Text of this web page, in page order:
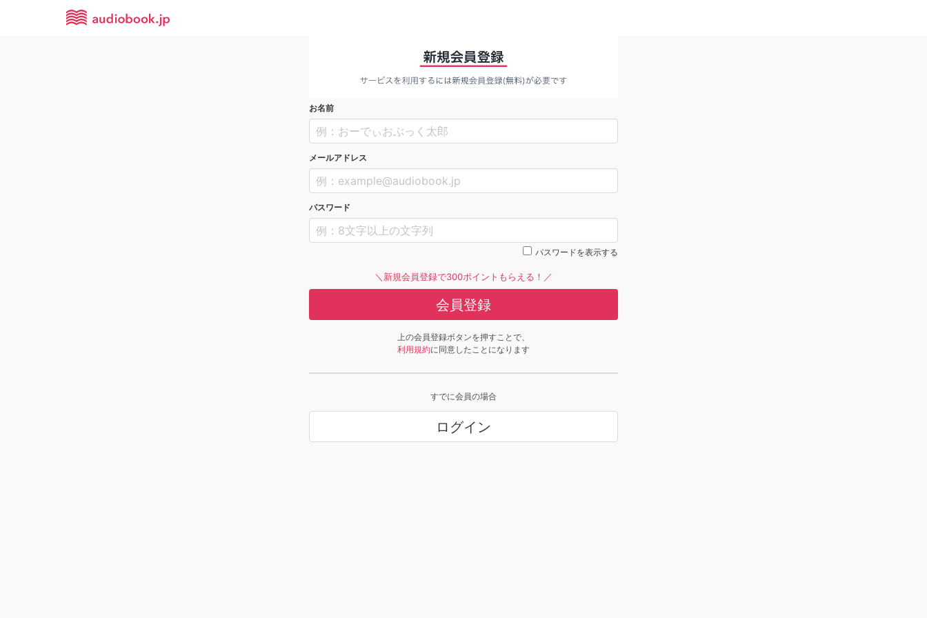
お名前
メールアドレス
パスワード
パスワードを表示する
＼新規会員登録で300ポイントもらえる！／
会員登録
上の会員登録ボタンを押すことで、
利用規約に同意したことになります
すでに会員の場合
ログイン